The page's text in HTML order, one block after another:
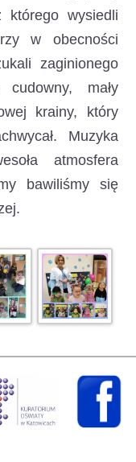
którego wysiedli
w obecności
zaginionego
mały
krainy, który
Muzyka
atmosfera
bawiliśmy się